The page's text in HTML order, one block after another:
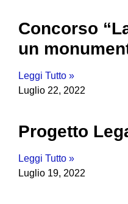
Concorso
un
Leggi Tutto »
Luglio 22, 2022
Progetto
Leggi Tutto »
Luglio 19, 2022